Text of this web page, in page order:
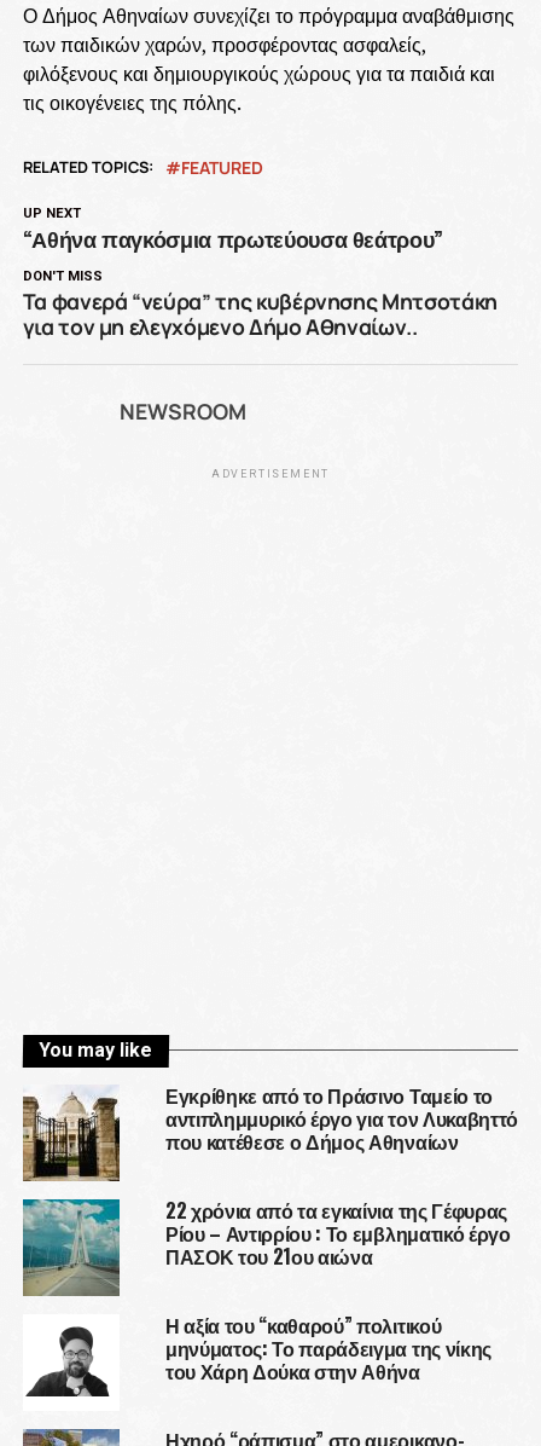
Ο Δήμος Αθηναίων συνεχίζει το πρόγραμμα αναβάθμισης
των παιδικών χαρών, προσφέροντας ασφαλείς,
φιλόξενους και δημιουργικούς χώρους για τα παιδιά και
τις οικογένειες της πόλης.
RELATED TOPICS: FEATURED
UP NEXT
“Αθήνα παγκόσμια πρωτεύουσα θεάτρου”
DON'T MISS
Τα φανερά “νεύρα” της κυβέρνησης Μητσοτάκη
για τον μη ελεγχόμενο Δήμο Αθηναίων..
NEWSROOM
ADVERTISEMENT
You may like
Εγκρίθηκε από το Πράσινο Ταμείο το
αντιπλημμυρικό έργο για τον Λυκαβηττό
που κατέθεσε ο Δήμος Αθηναίων
22 χρόνια από τα εγκαίνια της Γέφυρας
Ρίου – Αντιρρίου : Το εμβληματικό έργο
ΠΑΣΟΚ του 21ου αιώνα
Η αξία του “καθαρού” πολιτικού
μηνύματος: Το παράδειγμα της νίκης
του Χάρη Δούκα στην Αθήνα
Ηχηρό “ράπισμα” στο αμερικανο-